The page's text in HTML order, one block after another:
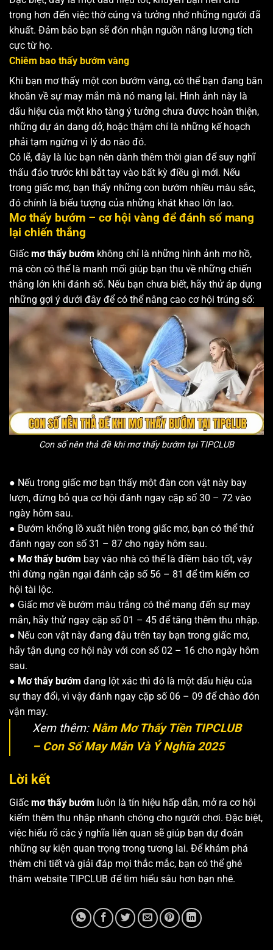
trọng hơn đến việc thờ cúng và tưởng nhớ những người đã
khuất. Đảm bảo bạn sẽ đón nhận nguồn năng lượng tích
cực từ họ.
Chiêm bao thấy bướm vàng
Khi bạn mơ thấy một con bướm vàng, có thể bạn đang băn
khoăn về sự may mắn mà nó mang lại. Hình ảnh này là
dấu hiệu của một kho tàng ý tưởng chưa được hoàn thiện,
những dự án dang dở, hoặc thậm chí là những kế hoạch
phải tạm ngừng vì lý do nào đó.
Có lẽ, đây là lúc bạn nên dành thêm thời gian để suy nghĩ
thấu đáo trước khi bắt tay vào bất kỳ điều gì mới. Nếu
trong giấc mơ, bạn thấy những con bướm nhiều màu sắc,
đó chính là biểu tượng của những khát khao lớn lao.
Mơ thấy bướm – cơ hội vàng để đánh số mang
lại chiến thắng
Giấc mơ thấy bướm không chỉ là những hình ảnh mơ hồ,
mà còn có thể là manh mối giúp bạn thu về những chiến
thắng lớn khi đánh số. Nếu bạn chưa biết, hãy thử áp dụng
những gợi ý dưới đây để có thể nâng cao cơ hội trúng số:
Con số nên thả đề khi mơ thấy bướm tại TIPCLUB
● Nếu trong giấc mơ bạn thấy một đàn con vật này bay
lượn, đừng bỏ qua cơ hội đánh ngay cặp số 30 – 72 vào
ngày hôm sau.
● Bướm khổng lồ xuất hiện trong giấc mơ, bạn có thể thử
đánh ngay con số 31 – 87 cho ngày hôm sau.
● Mơ thấy bướm bay vào nhà có thể là điềm báo tốt, vậy
thì đừng ngần ngại đánh cặp số 56 – 81 để tìm kiếm cơ
hội tài lộc.
● Giấc mơ về bướm màu trắng có thể mang đến sự may
mắn, hãy thử ngay cặp số 01 – 45 để tăng thêm thu nhập.
● Nếu con vật này đang đậu trên tay bạn trong giấc mơ,
hãy tận dụng cơ hội này với con số 02 – 16 cho ngày hôm
sau.
● Mơ thấy bướm đang lột xác thì đó là một dấu hiệu của
sự thay đổi, vì vậy đánh ngay cặp số 06 – 09 để chào đón
vận may.
Xem thêm: Nằm Mơ Thấy Tiền TIPCLUB
– Con Số May Mắn Và Ý Nghĩa 2025
Lời kết
Giấc mơ thấy bướm luôn là tín hiệu hấp dẫn, mở ra cơ hội
kiếm thêm thu nhập nhanh chóng cho người chơi. Đặc biệt,
việc hiểu rõ các ý nghĩa liên quan sẽ giúp bạn dự đoán
những sự kiện quan trọng trong tương lai. Để khám phá
thêm chi tiết và giải đáp mọi thắc mắc, bạn có thể ghé
thăm website TIPCLUB để tìm hiểu sâu hơn bạn nhé.